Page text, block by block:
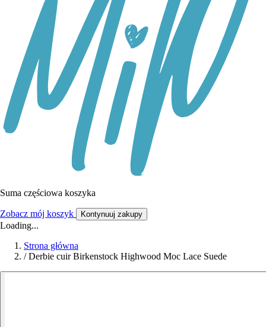
Suma częściowa koszyka
Zobacz mój koszyk Kontynuuj zakupy
Loading...
Strona główna
/ Derbie cuir Birkenstock Highwood Moc Lace Suede